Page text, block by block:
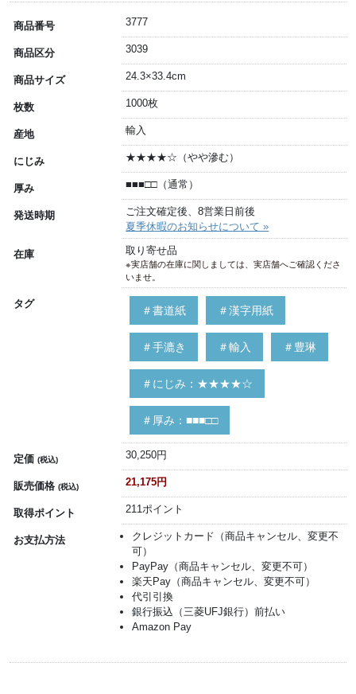
商品番号 3777
商品区分 3039
商品サイズ 24.3×33.4cm
枚数 1000枚
産地 輸入
にじみ ★★★★☆（やや滲む）
厚み ■■■□□（通常）
発送時期
ご注文確定後、8営業日前後
夏季休暇のお知らせについて »
在庫 取り寄せ品
※実店舗の在庫に関しましては、実店舗へご確認くださ
いませ。
タグ
＃書道紙 ＃漢字用紙
＃手漉き ＃輸入 ＃豊琳
＃にじみ：★★★★☆
＃厚み：■■■□□
定価 (税込) 30,250円
販売価格 (税込) 21,175円
取得ポイント 211ポイント
お支払方法
クレジットカード（商品キャンセル、変更不
可）
PayPay（商品キャンセル、変更不可）
楽天Pay（商品キャンセル、変更不可）
代引引換
銀行振込（三菱UFJ銀行）前払い
Amazon Pay